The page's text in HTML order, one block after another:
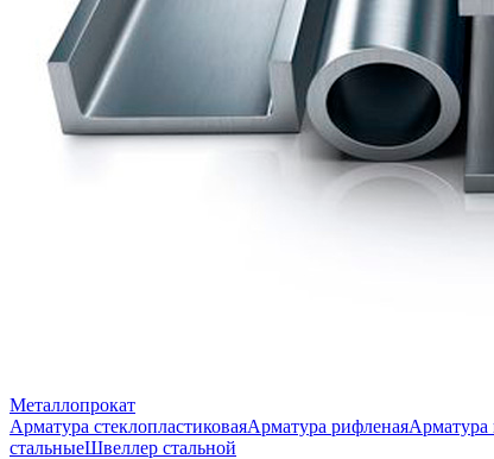
Металлопрокат
Арматура стеклопластиковаяАрматура рифленаяАрматура
стальныеШвеллер стальной